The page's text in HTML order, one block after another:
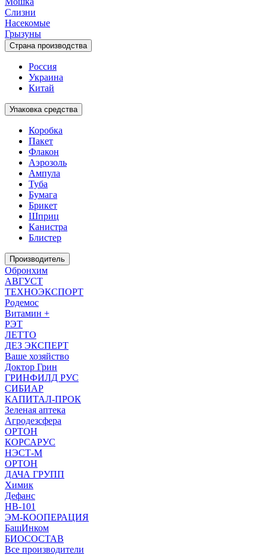
Слизни
Насекомые
Грызуны
Страна производства
Россия
Украина
Китай
Упаковка средства
Коробка
Пакет
Флакон
Аэрозоль
Ампула
Туба
Бумага
Брикет
Шприц
Канистра
Блистер
Производитель
Обронхим
АВГУСТ
ТЕХНОЭКСПОРТ
Родемос
Витамин +
РЭТ
ЛЕТТО
ДЕЗ ЭКСПЕРТ
Ваше хозяйство
Доктор Грин
ГРИНФИЛД РУС
СИБИАР
КАПИТАЛ-ПРОК
Зеленая аптека
Агродезсфера
ОРТОН
КОРСАРУС
НЭСТ-М
ОРТОН
ДАЧА ГРУПП
Химик
Дефанс
HB-101
ЭМ-КООПЕРАЦИЯ
БашИнком
БИОСОСТАВ
Все производители